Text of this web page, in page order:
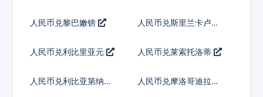
人民币兑黎巴嫩镑 人民币兑斯里兰卡卢比
人民币兑利比里亚元 人民币兑莱索托洛蒂
人民币兑利比亚第纳尔 人民币兑摩洛哥迪拉姆